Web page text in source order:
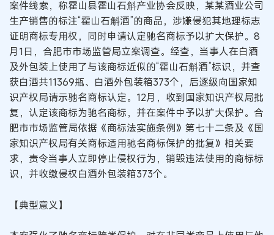
案件线索，称霍山县霍山石斛产业协会反映，某某酒业公司
生产销售的标注“霍山石斛酒”的商品，涉嫌侵犯其地理标志
证明商标专用权，同时申请认定驰名商标予以扩大保护。8
月1日，合肥市市场监管局立案调查。经查，当事人在白酒
及外包装上使用了与该商标近似的“霍山石斛酒”标识，并查
获白酒共11369瓶、白酒外包装箱373个，后逐级向国家知
识产权局请示驰名商标认定。12月，收到国家知识产权局批
复，认定该商标为驰名商标，并在案件中予以扩大保护。合
肥市市场监管局依据《商标法实施条例》第七十二条及《国
家知识产权局有关商标适用驰名商标保护的批复》相关要
求，责令当事人立即停止侵权行为，销毁违法使用的商标标
识，并收缴侵权白酒外包装箱373个。
【典型意义】